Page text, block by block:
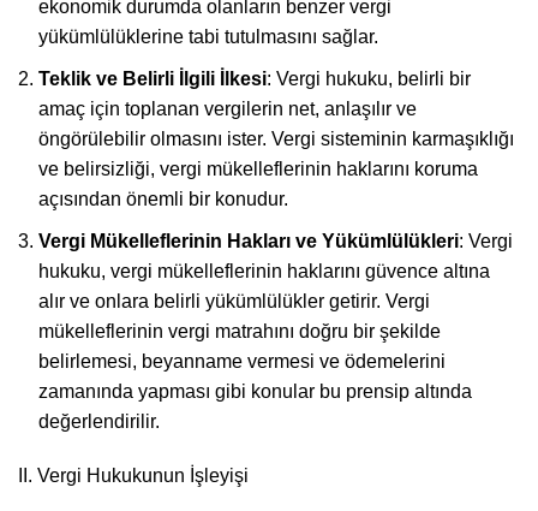
ekonomik durumda olanların benzer vergi
yükümlülüklerine tabi tutulmasını sağlar.
Teklik ve Belirli İlgili İlkesi: Vergi hukuku, belirli bir
amaç için toplanan vergilerin net, anlaşılır ve
öngörülebilir olmasını ister. Vergi sisteminin karmaşıklığı
ve belirsizliği, vergi mükelleflerinin haklarını koruma
açısından önemli bir konudur.
Vergi Mükelleflerinin Hakları ve Yükümlülükleri: Vergi
hukuku, vergi mükelleflerinin haklarını güvence altına
alır ve onlara belirli yükümlülükler getirir. Vergi
mükelleflerinin vergi matrahını doğru bir şekilde
belirlemesi, beyanname vermesi ve ödemelerini
zamanında yapması gibi konular bu prensip altında
değerlendirilir.
II. Vergi Hukukunun İşleyişi